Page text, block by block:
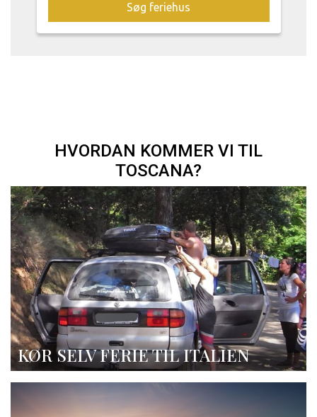
Søg feriehus
HVORDAN KOMMER VI TIL
TOSCANA?
KØR SELV FERIE TIL ITALIEN